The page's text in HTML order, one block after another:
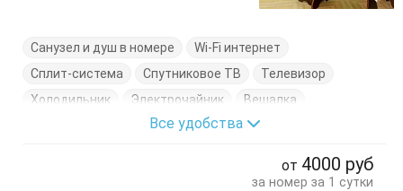
Санузел и душ в номере
Wi-Fi интернет
Сплит-система
Спутниковое ТВ
Телевизор
Холодильник
Электрочайник
Вешалка
Кровать двуспальная
Все удобства
от 4000 руб
за номер за 1 сутки